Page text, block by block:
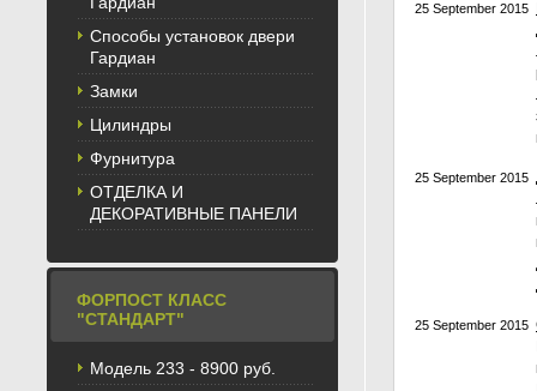
Способы установок двери
Гардиан
Замки
Цилиндры
Фурнитура
ОТДЕЛКА И
ДЕКОРАТИВНЫЕ ПАНЕЛИ
ФОРПОСТ КЛАСС
"СТАНДАРТ"
Модель 233 - 8900 руб.
25 September 2015
25 September 2015
25 September 2015